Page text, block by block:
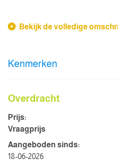
Bekijk de volledige
Kenmerken
Overdracht
Prijs:
Vraagprijs
Aangeboden sinds:
18-06-2026